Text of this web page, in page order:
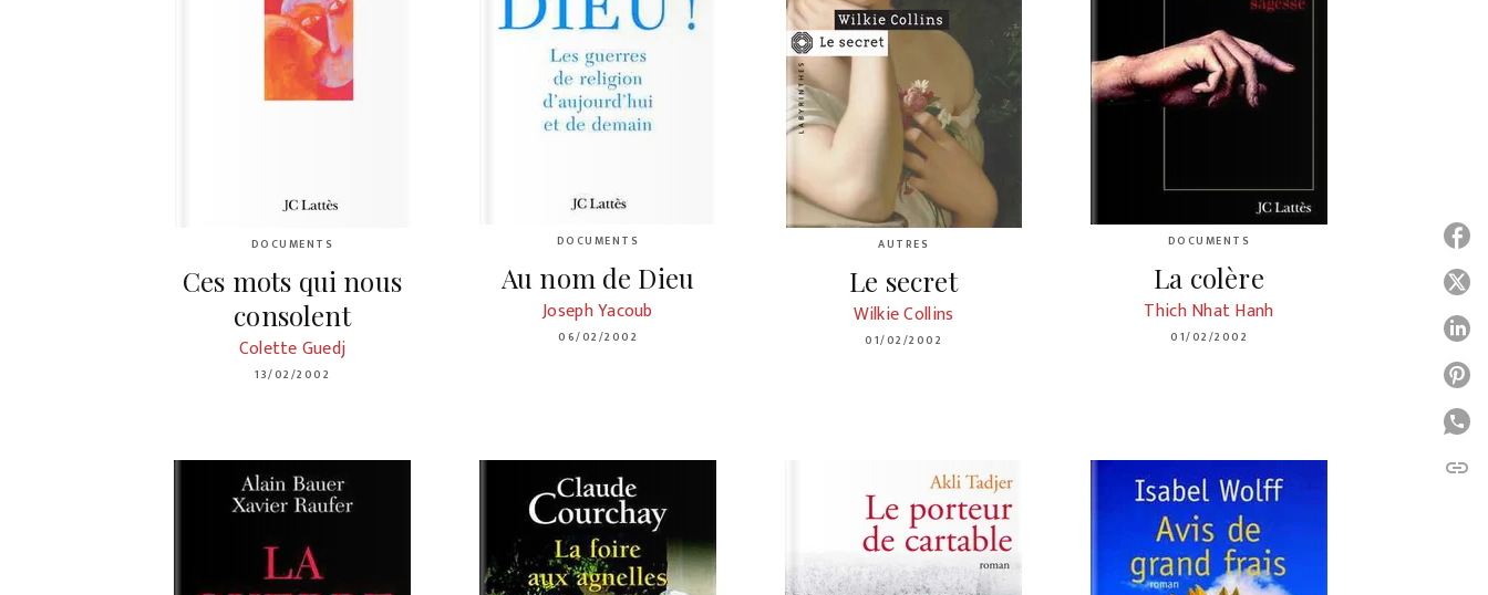
DOCUMENTS
Ces mots qui nous
consolent
Colette Guedj
13/02/2002
DOCUMENTS
Au nom de Dieu
Joseph Yacoub
06/02/2002
AUTRES
Le secret
Wilkie Collins
01/02/2002
DOCUMENTS
La colère
Thich Nhat Hanh
01/02/2002
link